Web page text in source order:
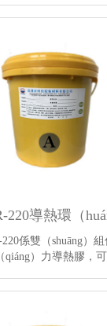
220導熱環（
220係雙（shuāng）
qiáng）力導熱膠，